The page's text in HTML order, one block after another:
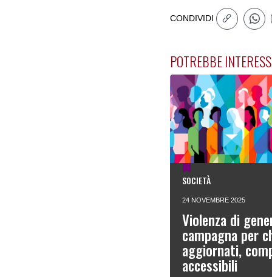
CONDIVIDI
POTREBBE
SOCIETÀ
24 NOVEMBRE 2025
Violenza di
campagna per
aggiornati,
accessibili